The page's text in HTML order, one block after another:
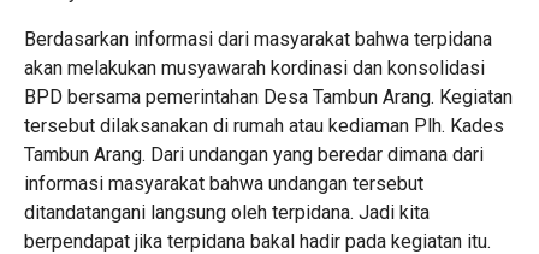
Berdasarkan informasi dari masyarakat bahwa terpidana
akan melakukan musyawarah kordinasi dan konsolidasi
BPD bersama pemerintahan Desa Tambun Arang. Kegiatan
tersebut dilaksanakan di rumah atau kediaman Plh. Kades
Tambun Arang. Dari undangan yang beredar dimana dari
informasi masyarakat bahwa undangan tersebut
ditandatangani langsung oleh terpidana. Jadi kita
berpendapat jika terpidana bakal hadir pada kegiatan itu.